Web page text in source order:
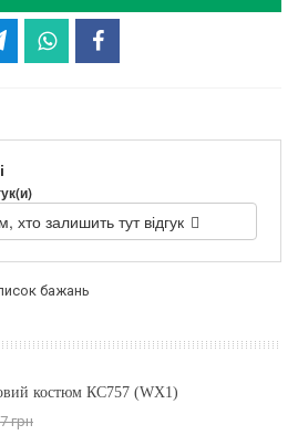
хто залишить тут відгук
бажань
костюм КС757 (WX1)
грн